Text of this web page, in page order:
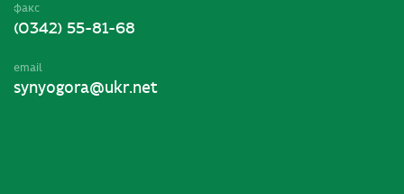
факс
(0342) 55-81-68
email
synyogora@ukr.net